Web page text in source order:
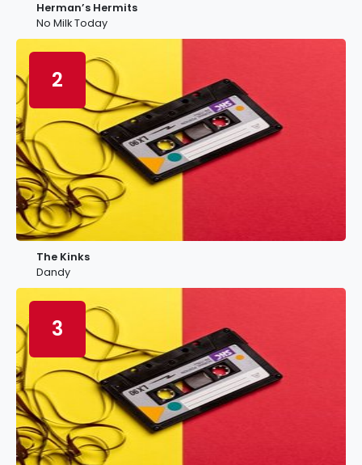
Herman’s Hermits
No Milk Today
2
The Kinks
Dandy
3